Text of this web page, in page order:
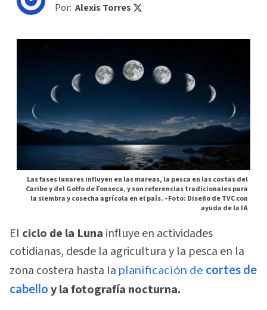
Por: Alexis Torres
Las fases lunares influyen en las mareas, la pesca en las costas del
Caribe y del Golfo de Fonseca, y son referencias tradicionales para
la siembra y cosecha agrícola en el país. -Foto: Diseño de TVC con
ayuda de la IA
El ciclo de la Luna influye en actividades
cotidianas, desde la agricultura y la pesca en la
zona costera hasta la planificación de cortes de
cabello y la fotografía nocturna.